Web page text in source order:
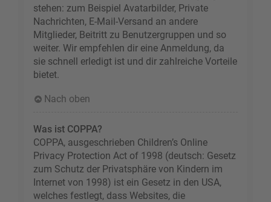
stehen: zum Beispiel Avatarbilder, Private
Nachrichten, E-Mail-Versand an andere
Mitglieder, Beitritt zu Benutzergruppen und so
weiter. Wir empfehlen dir eine Anmeldung, da
sie schnell erledigt ist und dir zahlreiche Vorteile
bietet.
Nach oben
Was ist COPPA?
COPPA, ausgeschrieben Children’s Online
Privacy Protection Act of 1998 (deutsch: Gesetz
zum Schutz der Privatsphäre von Kindern im
Internet von 1998) ist ein Gesetz in den USA,
welches festlegt, dass Websites, die